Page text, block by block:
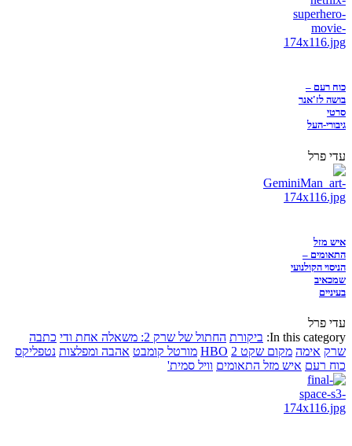
כוח רעם –
בושה לז'אנר
סרטי
גיבורי-העל
עדי פרל
איש מזל
התאומים –
הניסוי הקולנועי
שמכאיב
בעיניים
עדי פרל
In this category: ביקורת החתול של שרק 2: משאלה אחת ודי
כתבה
שרק אימה מקום שקט 2 HBO מורטל קומבט אהבה ומפלצות נטפליקס
כוח רעם איש מזל התאומים וויל סמית'